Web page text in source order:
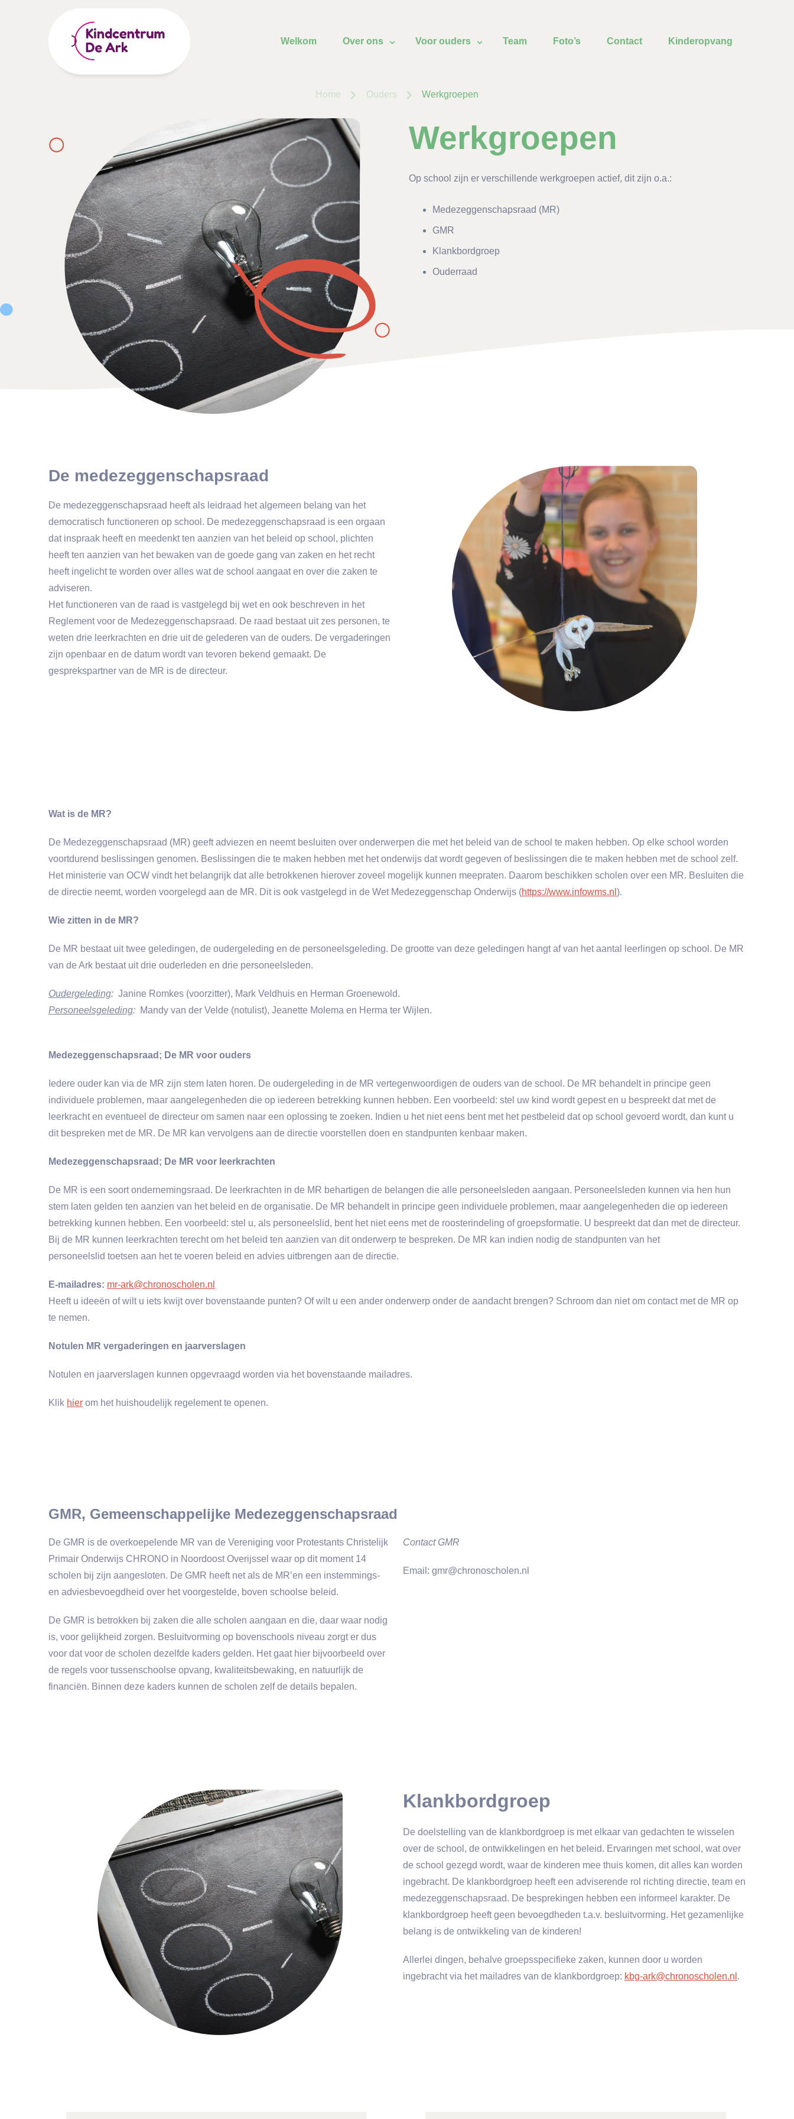
Welkom Over ons Voor ouders Team Foto’s Contact Kinderopvang
Home Ouders Werkgroepen
Werkgroepen
Op school zijn er verschillende werkgroepen actief, dit zijn o.a.:
Medezeggenschapsraad (MR)
GMR
Klankbordgroep
Ouderraad
De medezeggenschapsraad
De medezeggenschapsraad heeft als leidraad het algemeen belang van het
democratisch functioneren op school. De medezeggenschapsraad is een orgaan
dat inspraak heeft en meedenkt ten aanzien van het beleid op school, plichten
heeft ten aanzien van het bewaken van de goede gang van zaken en het recht
heeft ingelicht te worden over alles wat de school aangaat en over die zaken te
adviseren.
Het functioneren van de raad is vastgelegd bij wet en ook beschreven in het
Reglement voor de Medezeggenschapsraad. De raad bestaat uit zes personen, te
weten drie leerkrachten en drie uit de gelederen van de ouders. De vergaderingen
zijn openbaar en de datum wordt van tevoren bekend gemaakt. De
gesprekspartner van de MR is de directeur.
Wat is de MR?
De Medezeggenschapsraad (MR) geeft adviezen en neemt besluiten over onderwerpen die met het beleid van de school te maken hebben. Op elke school worden
voortdurend beslissingen genomen. Beslissingen die te maken hebben met het onderwijs dat wordt gegeven of beslissingen die te maken hebben met de school zelf.
Het ministerie van OCW vindt het belangrijk dat alle betrokkenen hierover zoveel mogelijk kunnen meepraten. Daarom beschikken scholen over een MR. Besluiten die
de directie neemt, worden voorgelegd aan de MR. Dit is ook vastgelegd in de Wet Medezeggenschap Onderwijs (https://www.infowms.nl ).
Wie zitten in de MR?
De MR bestaat uit twee geledingen, de oudergeleding en de personeelsgeleding. De grootte van deze geledingen hangt af van het aantal leerlingen op school. De MR
van de Ark bestaat uit drie ouderleden en drie personeelsleden.
Oudergeleding: Janine Romkes (voorzitter), Mark Veldhuis en Herman Groenewold.
Personeelsgeleding: Mandy van der Velde (notulist), Jeanette Molema en Herma ter Wijlen.
Medezeggenschapsraad; De MR voor ouders
Iedere ouder kan via de MR zijn stem laten horen. De oudergeleding in de MR vertegenwoordigen de ouders van de school. De MR behandelt in principe geen
individuele problemen, maar aangelegenheden die op iedereen betrekking kunnen hebben. Een voorbeeld: stel uw kind wordt gepest en u bespreekt dat met de
leerkracht en eventueel de directeur om samen naar een oplossing te zoeken. Indien u het niet eens bent met het pestbeleid dat op school gevoerd wordt, dan kunt u
dit bespreken met de MR. De MR kan vervolgens aan de directie voorstellen doen en standpunten kenbaar maken.
Medezeggenschapsraad; De MR voor leerkrachten
De MR is een soort ondernemingsraad. De leerkrachten in de MR behartigen de belangen die alle personeelsleden aangaan. Personeelsleden kunnen via hen hun
stem laten gelden ten aanzien van het beleid en de organisatie. De MR behandelt in principe geen individuele problemen, maar aangelegenheden die op iedereen
betrekking kunnen hebben. Een voorbeeld: stel u, als personeelslid, bent het niet eens met de roosterindeling of groepsformatie. U bespreekt dat dan met de directeur.
Bij de MR kunnen leerkrachten terecht om het beleid ten aanzien van dit onderwerp te bespreken. De MR kan indien nodig de standpunten van het
personeelslid toetsen aan het te voeren beleid en advies uitbrengen aan de directie.
E-mailadres: mr-ark@chronoscholen.nl
Heeft u ideeën of wilt u iets kwijt over bovenstaande punten? Of wilt u een ander onderwerp onder de aandacht brengen? Schroom dan niet om contact met de MR op
te nemen.
Notulen MR vergaderingen en jaarverslagen
Notulen en jaarverslagen kunnen opgevraagd worden via het bovenstaande mailadres.
Klik hier om het huishoudelijk regelement te openen.
GMR, Gemeenschappelijke Medezeggenschapsraad
De GMR is de overkoepelende MR van de Vereniging voor Protestants Christelijk
Primair Onderwijs CHRONO in Noordoost Overijssel waar op dit moment 14
scholen bij zijn aangesloten. De GMR heeft net als de MR’en een instemmings-
en adviesbevoegdheid over het voorgestelde, boven schoolse beleid.
De GMR is betrokken bij zaken die alle scholen aangaan en die, daar waar nodig
is, voor gelijkheid zorgen. Besluitvorming op bovenschools niveau zorgt er dus
voor dat voor de scholen dezelfde kaders gelden. Het gaat hier bijvoorbeeld over
de regels voor tussenschoolse opvang, kwaliteitsbewaking, en natuurlijk de
financiën. Binnen deze kaders kunnen de scholen zelf de details bepalen.
Contact GMR
Email: gmr@chronoscholen.nl
Klankbordgroep
De doelstelling van de klankbordgroep is met elkaar van gedachten te wisselen
over de school, de ontwikkelingen en het beleid. Ervaringen met school, wat over
de school gezegd wordt, waar de kinderen mee thuis komen, dit alles kan worden
ingebracht. De klankbordgroep heeft een adviserende rol richting directie, team en
medezeggenschapsraad. De besprekingen hebben een informeel karakter. De
klankbordgroep heeft geen bevoegdheden t.a.v. besluitvorming. Het gezamenlijke
belang is de ontwikkeling van de kinderen!
Allerlei dingen, behalve groepsspecifieke zaken, kunnen door u worden
ingebracht via het mailadres van de klankbordgroep: kbg-ark@chronoscholen.nl .